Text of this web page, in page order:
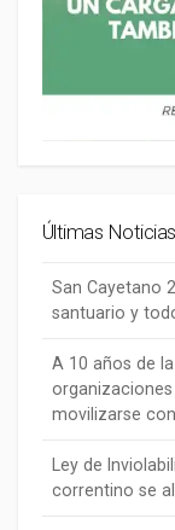
Últimas Noticias
San Cayetano
santuario y
A 10 años de
movilizarse
Ley de
correntino se